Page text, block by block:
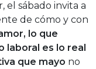
el sábado invita a
de cómo y con
lo que
laboral es lo real
que mayo no